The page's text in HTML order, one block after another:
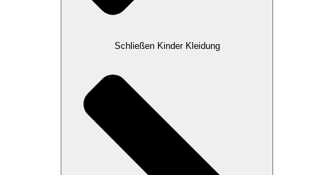
Schließen Kinder Kleidung